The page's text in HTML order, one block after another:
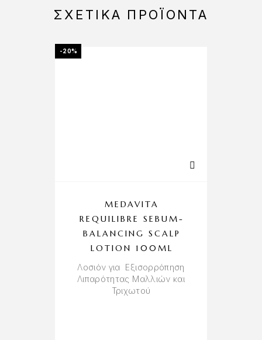
ΣΧΕΤΙΚΆ ΠΡΟΪΌΝΤΑ
-20%
MEDAVITA
REQUILIBRE SEBUM-
BALANCING SCALP
LOTION 100ML
Λοσιόν για Εξισορρόπηση
Λιπαρότητας Μαλλιών και
Τριχωτού